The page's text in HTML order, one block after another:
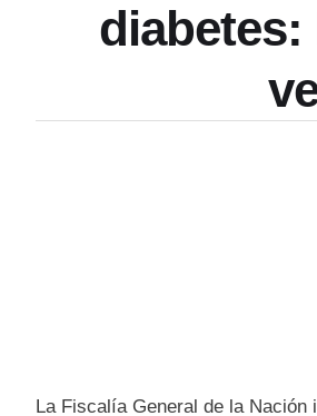
La Fiscalía General de la